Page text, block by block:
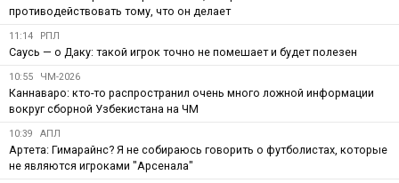
противодействовать тому, что он делает
11:14 РПЛ
Саусь — о Даку: такой игрок точно не помешает и будет полезен
10:55 ЧМ-2026
Каннаваро: кто-то распространил очень много ложной информации
вокруг сборной Узбекистана на ЧМ
10:39 АПЛ
Артета: Гимарайнс? Я не собираюсь говорить о футболистах, которые
не являются игроками "Арсенала"